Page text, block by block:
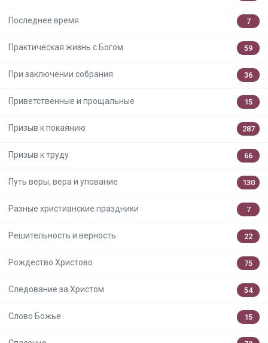
Последнее время 7
Практическая жизнь с Богом 59
При заключении собрания 36
Приветственные и прощальные 15
Призыв к покаянию 287
Призыв к труду 66
Путь веры, вера и упование 130
Разные христианские праздники 7
Решительность и верность 22
Рождество Христово 75
Следование за Христом 54
Слово Божье 15